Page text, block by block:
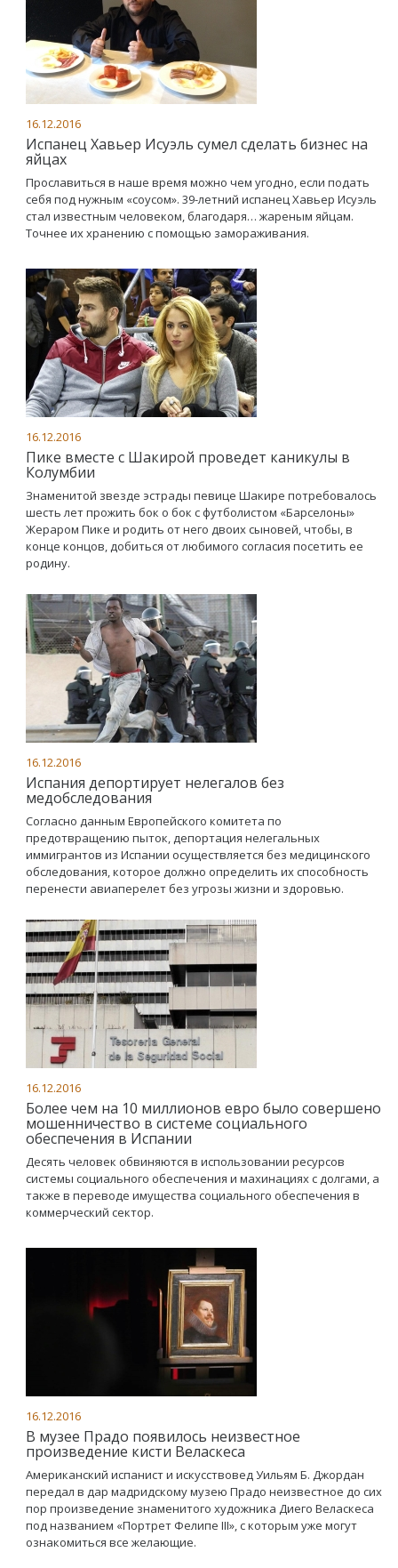
16.12.2016
Испанец Хавьер Исуэль сумел сделать бизнес на
яйцах
Прославиться в наше время можно чем угодно, если подать
себя под нужным «соусом». 39-летний испанец Хавьер Исуэль
стал известным человеком, благодаря… жареным яйцам.
Точнее их хранению с помощью замораживания.
16.12.2016
Пике вместе с Шакирой проведет каникулы в
Колумбии
Знаменитой звезде эстрады певице Шакире потребовалось
шесть лет прожить бок о бок с футболистом «Барселоны»
Жераром Пике и родить от него двоих сыновей, чтобы, в
конце концов, добиться от любимого согласия посетить ее
родину.
16.12.2016
Испания депортирует нелегалов без
медобследования
Согласно данным Европейского комитета по
предотвращению пыток, депортация нелегальных
иммигрантов из Испании осуществляется без медицинского
обследования, которое должно определить их способность
перенести авиаперелет без угрозы жизни и здоровью.
16.12.2016
Более чем на 10 миллионов евро было совершено
мошенничество в системе социального
обеспечения в Испании
Десять человек обвиняются в использовании ресурсов
системы социального обеспечения и махинациях с долгами, а
также в переводе имущества социального обеспечения в
коммерческий сектор.
16.12.2016
В музее Прадо появилось неизвестное
произведение кисти Веласкеса
Американский испанист и искусствовед Уильям Б. Джордан
передал в дар мадридскому музею Прадо неизвестное до сих
пор произведение знаменитого художника Диего Веласкеса
под названием «Портрет Фелипе III», с которым уже могут
ознакомиться все желающие.